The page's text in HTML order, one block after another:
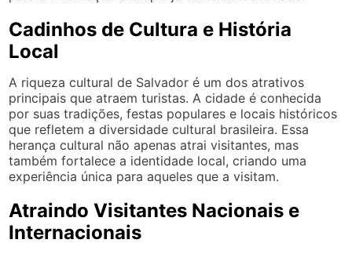
Cadinhos de Cultura e História
Local
A riqueza cultural de Salvador é um dos atrativos
principais que atraem turistas. A cidade é conhecida
por suas tradições, festas populares e locais históricos
que refletem a diversidade cultural brasileira. Essa
herança cultural não apenas atrai visitantes, mas
também fortalece a identidade local, criando uma
experiência única para aqueles que a visitam.
Atraindo Visitantes Nacionais e
Internacionais